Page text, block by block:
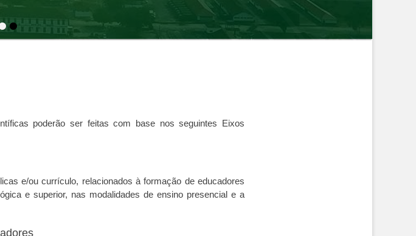
•
poderão ser feitas com base nos seguintes Eixos
e/ou currículo, relacionados à formação de educadores
e superior, nas modalidades de ensino presencial e a